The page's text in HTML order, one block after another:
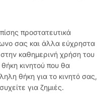
προστατευτικά
σας και άλλα εύχρηστα
καθημερινή χρήση του
θήκη κινητού που θα
θήκη για το κινητό σας,
για ζημιές.